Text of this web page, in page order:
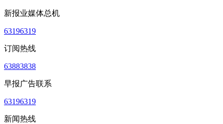
新报业媒体总机
63196319
订阅热线
63883838
早报广告联系
63196319
新闻热线